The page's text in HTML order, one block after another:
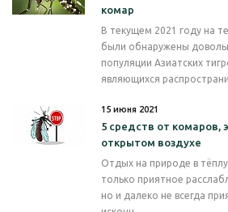
комар
В текущем 2021 году на
были обнаружены
популяции Азиатских
являющихся
15 июня 2021
5 средств от комаров,
открытом воздухе
Отдых на природе в
только приятное
но и далеко не всегда